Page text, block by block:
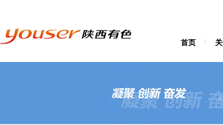
首页 /